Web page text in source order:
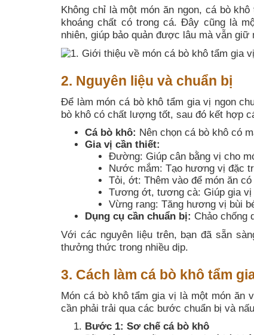
Không chỉ là một món ăn ngon, cá bò
khoáng chất có trong cá. Đây cũng là
nhiên, giúp bảo quản được lâu mà vẫn
2. Nguyên liệu và chuẩn bị
Để làm món cá bò khô tẩm gia vị ngon
bò khô có chất lượng tốt, sau đó kết hợp
Cá bò khô: Nên chọn cá bò khô có
Gia vị cần thiết:
Đường: Giúp cân bằng vị cho
Nước mắm: Tạo hương vị đặc
Tỏi, ớt: Thêm vào để món ăn
Tương ớt, tương cà: Giúp gia vị
Vừng rang: Tăng hương vị bùi
Dụng cụ cần chuẩn bị: Chảo chống
Với các nguyên liệu trên, bạn đã sẵn
thưởng thức trong nhiều dịp.
3. Cách làm cá bò khô tẩm
Món cá bò khô tẩm gia vị là một món ăn
cần phải trải qua các bước chuẩn bị và
Bước 1: Sơ chế cá bò khô